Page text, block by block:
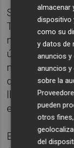
Según los
meses desde
última medida
media de
día, lo que
llamadas y
en ese
En este
almacenar
dispositivo
como su
y datos de
anuncios
anuncios
sobre la
pueden
otros
del